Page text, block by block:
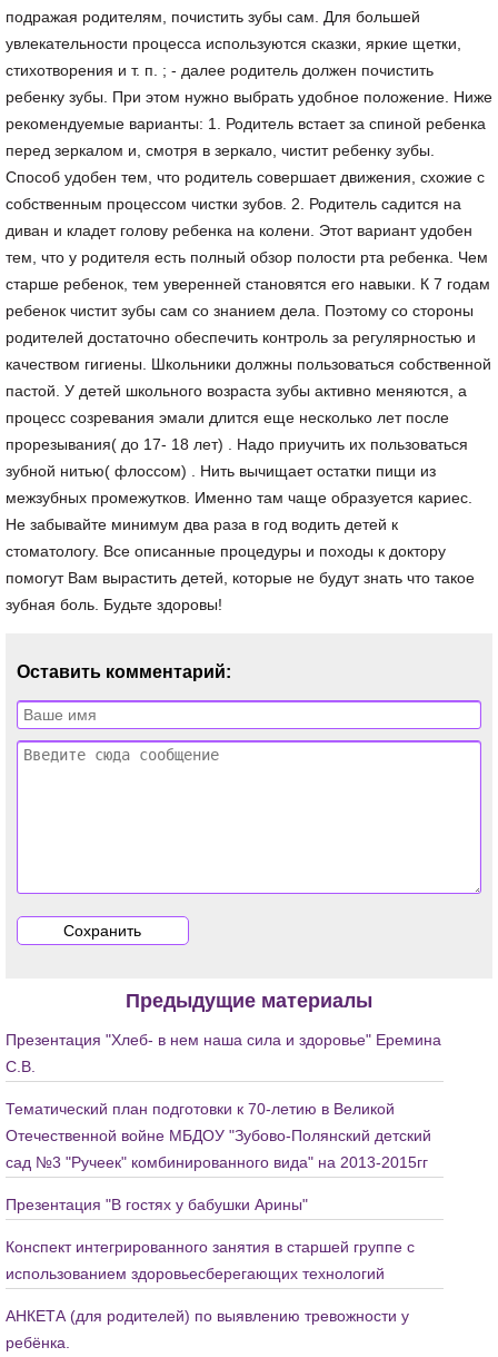
подражая родителям, почистить зубы сам. Для большей
увлекательности процесса используются сказки, яркие щетки,
стихотворения и т. п. ; - далее родитель должен почистить
ребенку зубы. При этом нужно выбрать удобное положение. Ниже
рекомендуемые варианты: 1. Родитель встает за спиной ребенка
перед зеркалом и, смотря в зеркало, чистит ребенку зубы.
Способ удобен тем, что родитель совершает движения, схожие с
собственным процессом чистки зубов. 2. Родитель садится на
диван и кладет голову ребенка на колени. Этот вариант удобен
тем, что у родителя есть полный обзор полости рта ребенка. Чем
старше ребенок, тем уверенней становятся его навыки. К 7 годам
ребенок чистит зубы сам со знанием дела. Поэтому со стороны
родителей достаточно обеспечить контроль за регулярностью и
качеством гигиены. Школьники должны пользоваться собственной
пастой. У детей школьного возраста зубы активно меняются, а
процесс созревания эмали длится еще несколько лет после
прорезывания( до 17- 18 лет) . Надо приучить их пользоваться
зубной нитью( флоссом) . Нить вычищает остатки пищи из
межзубных промежутков. Именно там чаще образуется кариес.
Не забывайте минимум два раза в год водить детей к
стоматологу. Все описанные процедуры и походы к доктору
помогут Вам вырастить детей, которые не будут знать что такое
зубная боль. Будьте здоровы!
Оставить комментарий:
Предыдущие материалы
Презентация "Хлеб- в нем наша сила и здоровье" Еремина
С.В.
Тематический план подготовки к 70-летию в Великой
Отечественной войне МБДОУ "Зубово-Полянский детский
сад №3 "Ручеек" комбинированного вида" на 2013-2015гг
Презентация "В гостях у бабушки Арины"
Конспект интегрированного занятия в старшей группе с
использованием здоровьесберегающих технологий
АНКЕТА (для родителей) по выявлению тревожности у
ребёнка.